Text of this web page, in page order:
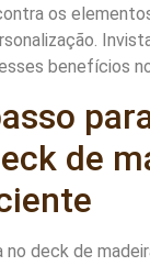
os
benefícios
de
deck de